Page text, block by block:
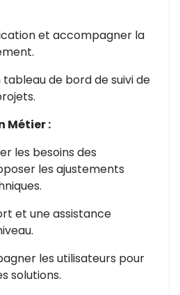
et accompagner la
tableau de bord de suivi de
Métier :
les besoins des
les ajustements
et une assistance
les utilisateurs pour
solutions.